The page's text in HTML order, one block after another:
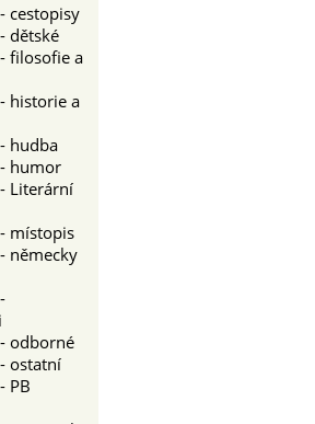
cestopisy
dětské
filosofie a
historie a
hudba
humor
Literární
místopis
německy
odborné
ostatní
PB